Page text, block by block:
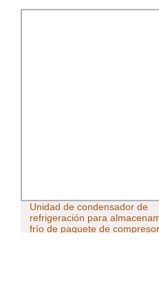
de
almacenamiento en
de compresor de